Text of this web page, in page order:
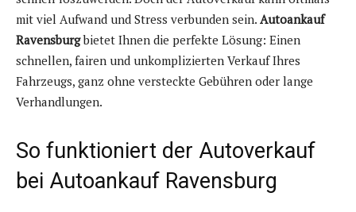
mit viel Aufwand und Stress verbunden sein. Autoankauf
Ravensburgbietet Ihnen die perfekte Lösung: Einen
schnellen, fairen und unkomplizierten Verkauf Ihres
Fahrzeugs, ganz ohne versteckte Gebühren oder lange
Verhandlungen.
So funktioniert der Autoverkauf
bei Autoankauf Ravensburg